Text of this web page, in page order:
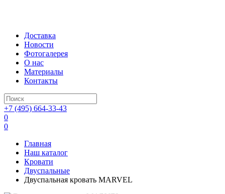
Доставка
Новости
Фотогалерея
О нас
Материалы
Контакты
+7 (495) 664-33-43
0
0
Главная
Наш каталог
Кровати
Двуспальные
Двуспальная кровать MARVEL